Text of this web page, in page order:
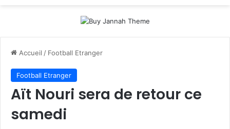
Accueil / Football Etranger
Football Etranger
Aït Nouri sera de retour ce
samedi